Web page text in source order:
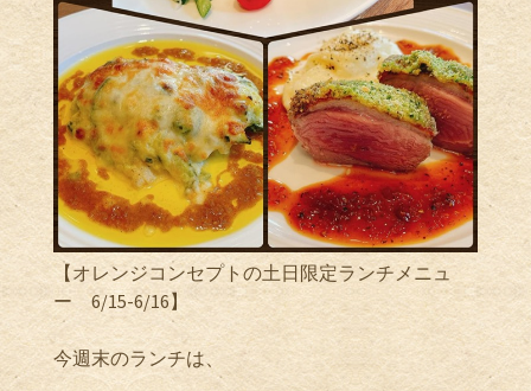
【オレンジコンセプトの土日限定ランチメニュ
ー 6/15-6/16】
今週末のランチは、